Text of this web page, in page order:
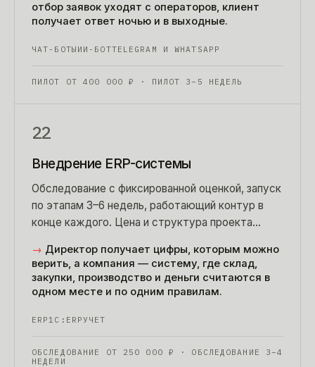
отбор заявок уходят с операторов, клиент
получает ответ ночью и в выходные.
ЧАТ-БОТЫ ИИ-БОТTELEGRAM И WHATSAPP
ПИЛОТ ОТ 400 000 ₽ · ПИЛОТ 3–5 НЕДЕЛЬ
22
Внедрение ERP-системы
Обследование с фиксированной оценкой, запуск
по этапам 3–6 недель, работающий контур в
конце каждого. Цена и структура проекта
допсоглашения.
→ Директор получает цифры, которым можно
верить, а компания — систему, где склад,
закупки, производство и деньги считаются в
одном месте и по одним правилам.
ERP 1С:ERPУЧЕТ
ОБСЛЕДОВАНИЕ ОТ 250 000 ₽
· ОБСЛЕДОВАНИЕ 3–4
НЕДЕЛИ